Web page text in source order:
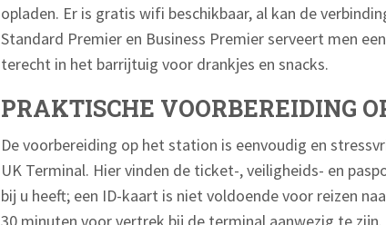
opladen. Er is gratis wifi beschikbaar, al kan de
Standard Premier en Business Premier serveert men
terecht in het barrijtuig voor drankjes en snacks.
PRAKTISCHE VOORBEREIDING
De voorbereiding op het station is eenvoudig en
UK Terminal. Hier vinden de ticket-, veiligheids- en
bij u heeft; een ID-kaart is niet voldoende voor reizen